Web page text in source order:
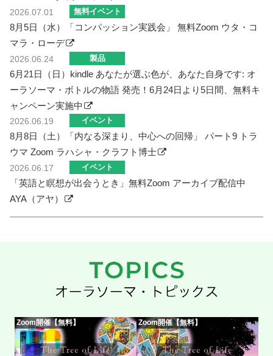
2026.07.01 無料イベント
8月5日（水）「コンパッション実践会」 無料Zoom ウタ・コ
マラ・ローデ
2026.06.24 製品
6月21日（日）kindle あなたが選ぶ色が、あなた自身です: オ
ーラソーマ・ボトルの物語 発売！6月24日より5日間、無料キ
ャンペーン実施中
2026.06.19 イベント
8月8日（土）「内なる深まり、中心への回帰」 パート9 トラ
ウマ Zoom ラハシャ・クラフト博士
2026.06.17 イベント
「英語と瞑想が出会うとき」無料Zoom アーカイブ配信中
AYA（アヤ）
Zoom開催【無料】 Zoom開催【無料】